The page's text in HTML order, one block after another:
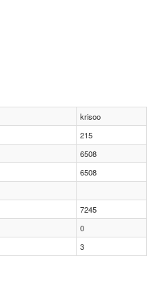
krisoo
215
6508
6508
7245
0
3